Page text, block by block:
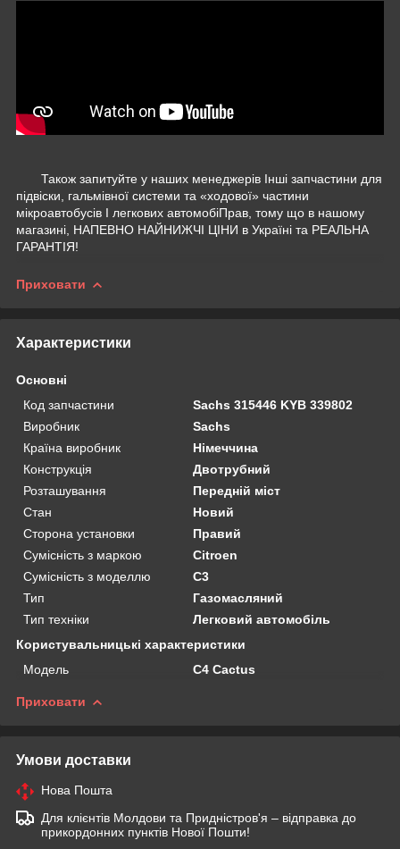
Також запитуйте у наших менеджерів Інші запчастини для
підвіски, гальмівної системи та «ходової» частини
мікроавтобусів І легкових автомобіПрав, тому що в нашому
магазині, НАПЕВНО НАЙНИЖЧІ ЦІНИ в Україні та РЕАЛЬНА
ГАРАНТІЯ!
Приховати
Характеристики
Основні
Код запчастини
Sachs 315446 KYB 339802
Виробник
Sachs
Країна виробник
Німеччина
Конструкція
Двотрубний
Розташування
Передній міст
Стан
Новий
Сторона установки
Правий
Сумісність з маркою
Citroen
Сумісність з моделлю
C3
Тип
Газомасляний
Тип техніки
Легковий автомобіль
Користувальницькі характеристики
Мoдель
C4 Cactus
Приховати
Умови доставки
Нова Пошта
Для клієнтів Молдови та Придністров'я – відправка до
прикордонних пунктів Нової Пошти!